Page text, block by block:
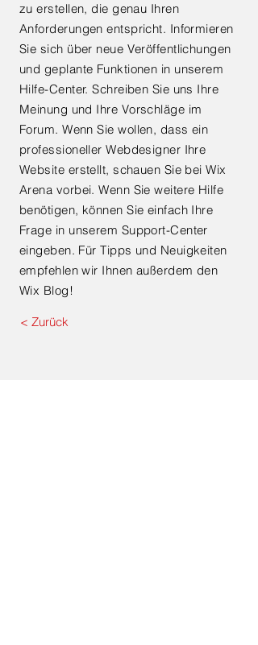
zu erstellen, die genau Ihren
Anforderungen entspricht. Informieren
Sie sich über neue Veröffentlichungen
und geplante Funktionen in unserem
Hilfe-Center. Schreiben Sie uns Ihre
Meinung und Ihre Vorschläge im
Forum. Wenn Sie wollen, dass ein
professioneller Webdesigner Ihre
Website erstellt, schauen Sie bei Wix
Arena vorbei. Wenn Sie weitere Hilfe
benötigen, können Sie einfach Ihre
Frage in unserem Support-Center
eingeben. Für Tipps und Neuigkeiten
empfehlen wir Ihnen außerdem den
Wix Blog!
< Zurück